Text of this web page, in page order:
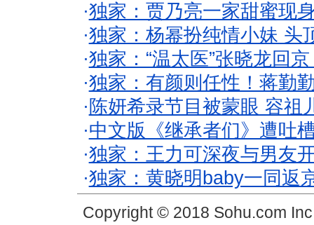
·独家：贾乃亮一家甜蜜现
·独家：杨幂扮纯情小妹 头
·独家：“温太医”张晓龙回
·独家：有颜则任性！蒋勤
· 陈妍希录节目被蒙眼 容祖
·中文版《继承者们》遭吐
·独家：王力可深夜与男友
·独家：黄晓明baby一同返
Copyright © 2018 Sohu.com